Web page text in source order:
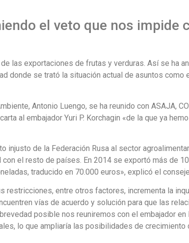
el veto que nos impide
las exportaciones de frutas y verduras. Así se ha
donde se trató la situación actual de asuntos como
Antonio Luengo, se ha reunido con ASAJA,
al embajador Yuri P. Korchagin «de la que ya
de la Federación Rusa al sector
el resto de países. En 2014 se exportó más de
traducido en 70.000 euros», explicó el
restricciones, entre otros factores, incrementa la
vías de acuerdo y solución para que las
posible nos reuniremos con el embajador en
lo que ampliaría las posibilidades de crecimiento